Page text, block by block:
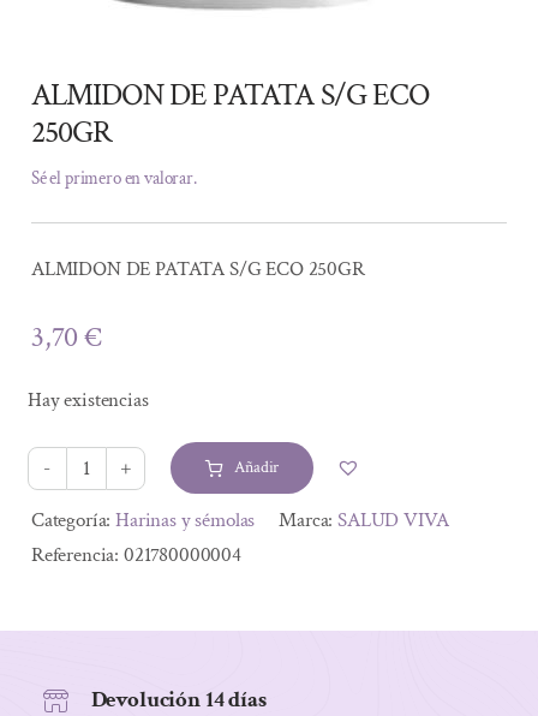
ALMIDON DE PATATA S/G ECO
250GR
Sé el primero en valorar.
ALMIDON DE PATATA S/G ECO 250GR
3,70€
Hay existencias
ALMIDON
DE
PATATA
cantidad
Añadir
Alternative:
Categoría:Harinas y sémolas Marca:SALUD VIVA
Referencia: 021780000004
Devolución 14 días